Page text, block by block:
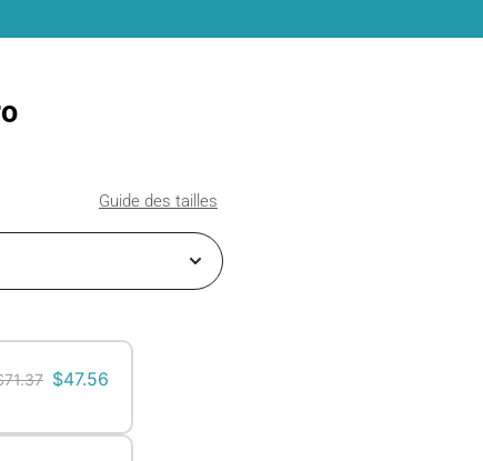
Guide des tailles
71.37 $47.56